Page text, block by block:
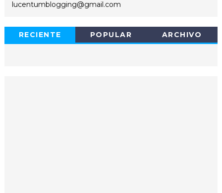
lucentumblogging@gmail.com
RECIENTE POPULAR ARCHIVO